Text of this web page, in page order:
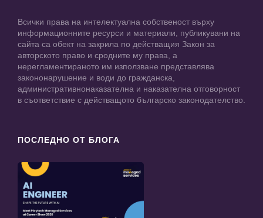
Всички права на интелектуална собственост върху
информационните ресурси и материали, публикувани на
сайта са обект на закрила по действащия Закон за
авторското право и сродните му права, а
нерегламентираното им използване представлява
закононарушение и води до гражданска,
административнонаказателна и наказателна отговорност
в съответствие с действащото българско законодателство.
ПОСЛЕДНО ОТ БЛОГА